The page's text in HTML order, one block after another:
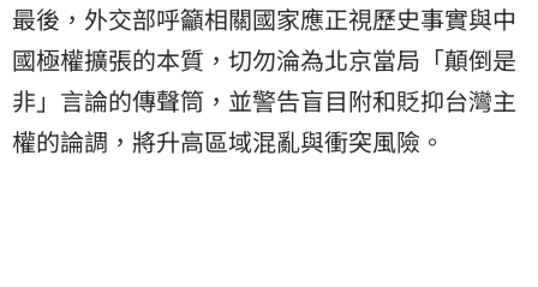
最後，外交部呼籲相關國家應正視歷史事實與中
國極權擴張的本質，切勿淪為北京當局「顛倒是
非」言論的傳聲筒，並警告盲目附和貶抑台灣主
權的論調，將升高區域混亂與衝突風險。